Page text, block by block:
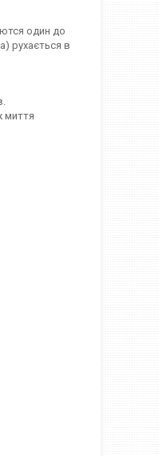
один до
рухається в
миття